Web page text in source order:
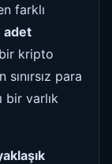
farklı
adet
bir kripto
para
bir varlık